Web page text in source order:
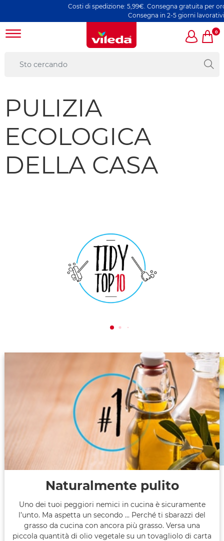
Costi di spedizione: 5,99€. Consegna gratuita per
Consegna in 2-5 giorni lavorativi
0
PULIZIA
ECOLOGICA
DELLA CASA
Naturalmente pulito
Uno dei tuoi peggiori nemici in cucina è sicuramente
l’unto. Ma aspetta un secondo ... Perché ti sbarazzi del
grasso da cucina con ancora più grasso. Versa una
piccola quantità di olio vegetale su un tovagliolo di carta